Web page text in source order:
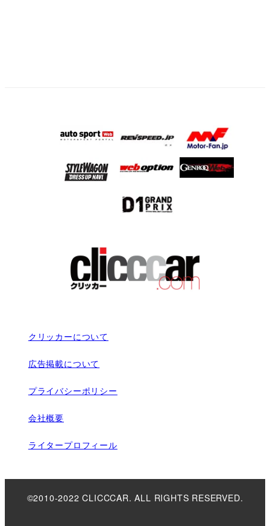
クリッカーについて
広告掲載について
プライバシーポリシー
会社概要
ライタープロフィール
©2010-2022 CLICCCAR. ALL RIGHTS RESERVED.